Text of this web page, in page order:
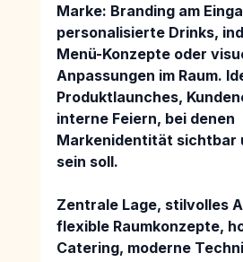
Marke: Branding am
personalisierte Drinks,
Menü-Konzepte oder
Anpassungen im Raum.
Produktlaunches,
interne Feiern, bei denen
Markenidentität sichtbar
sein soll.
Zentrale Lage, stilvolles
flexible Raumkonzepte,
Catering, moderne